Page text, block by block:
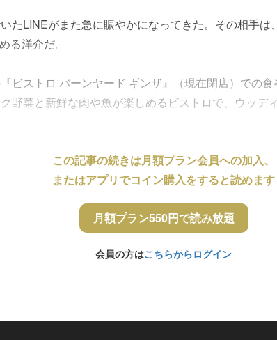
たLINEがまた急に賑やかになってきた。その相手は
る洋介だ。
ビストロ バーンヤード ギンザ』（現在閉店）での
野菜と新鮮な肉や魚が楽しめるビストロで、ウッデ
この記事の続きは月額プラン会員への加入、
またはアプリでコイン購入をすると読めます
月額プラン550円で読み放題
会員の方はこちらからログイン